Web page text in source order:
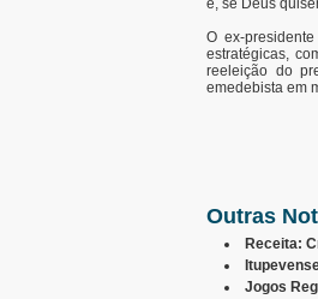
e, se Deus
O ex-
estratégicas,
reeleição do
emedebista em
Outras
Receita:
Jogos